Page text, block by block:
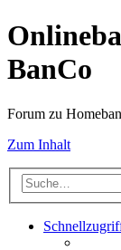
BanCo
Forum zu
Zum Inhalt